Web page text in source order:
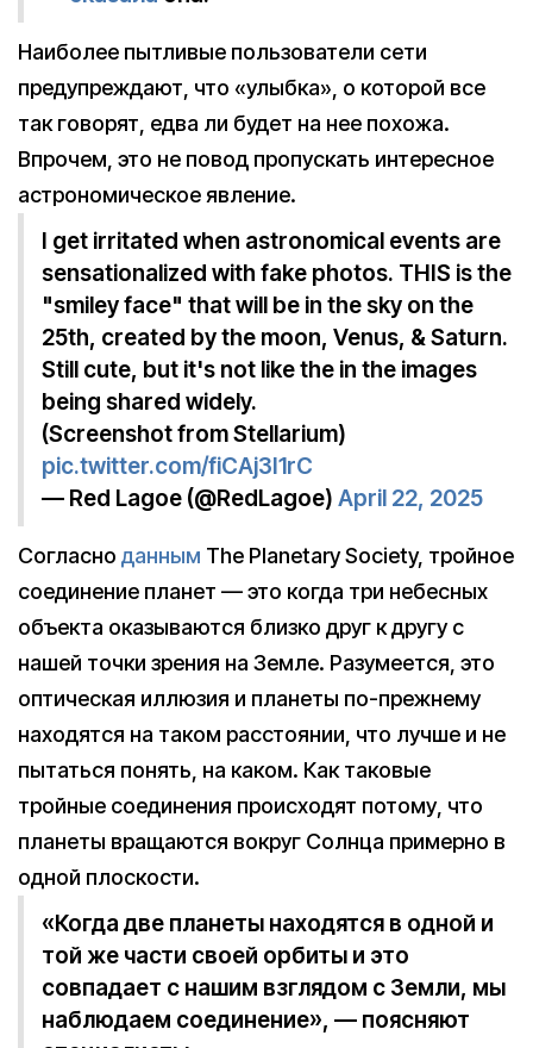
Наиболее пытливые пользователи сети
предупреждают, что «улыбка», о которой все
так говорят, едва ли будет на нее похожа.
Впрочем, это не повод пропускать интересное
астрономическое явление.
I get irritated when astronomical events are
sensationalized with fake photos. THIS is the
"smiley face" that will be in the sky on the
25th, created by the moon, Venus, & Saturn.
Still cute, but it's not like the in the images
being shared widely.
(Screenshot from Stellarium)
pic.twitter.com/fiCAj3I1rC
— Red Lagoe (@RedLagoe) April 22, 2025
Согласно данным The Planetary Society, тройное
соединение планет — это когда три небесных
объекта оказываются близко друг к другу с
нашей точки зрения на Земле. Разумеется, это
оптическая иллюзия и планеты по-прежнему
находятся на таком расстоянии, что лучше и не
пытаться понять, на каком. Как таковые
тройные соединения происходят потому, что
планеты вращаются вокруг Солнца примерно в
одной плоскости.
«Когда две планеты находятся в одной и
той же части своей орбиты и это
совпадает с нашим взглядом с Земли, мы
наблюдаем соединение», — поясняют